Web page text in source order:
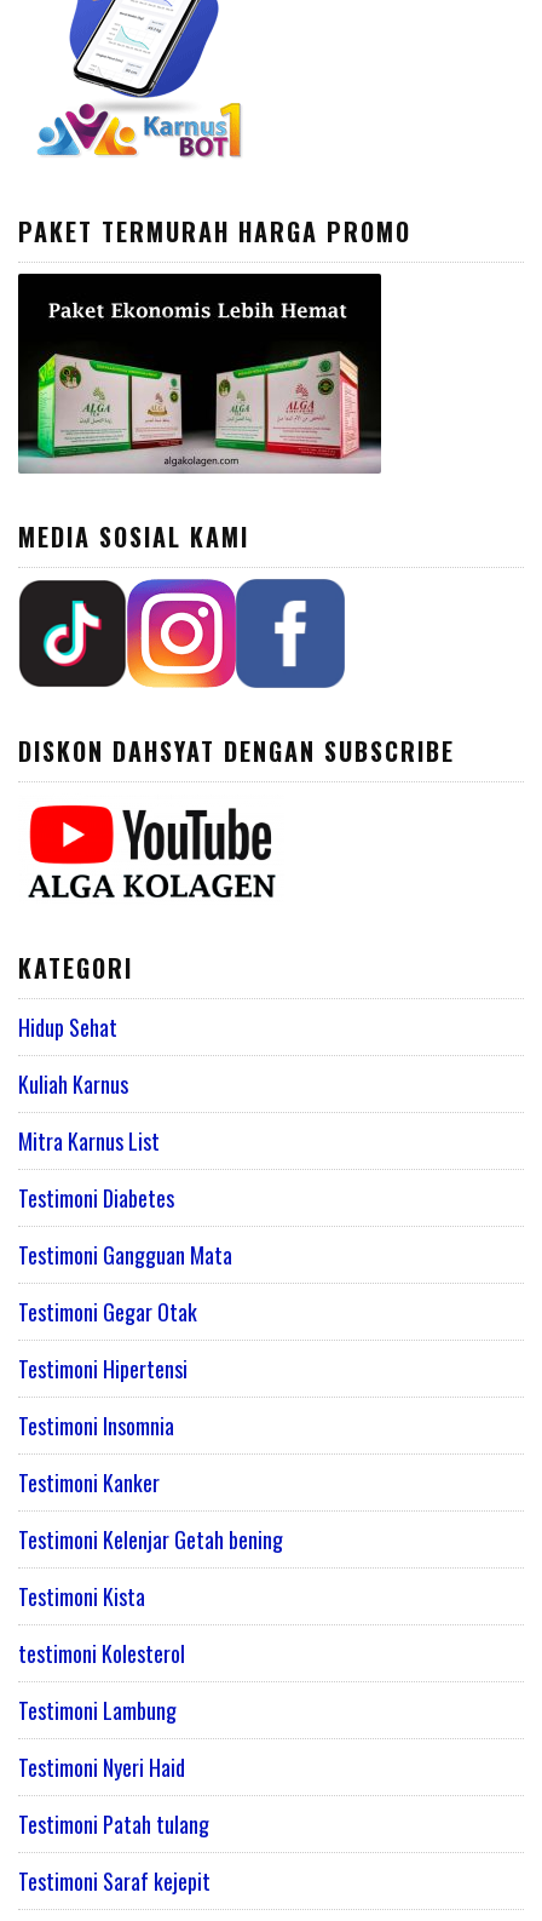
PAKET TERMURAH HARGA PROMO
MEDIA SOSIAL KAMI
DISKON DAHSYAT DENGAN SUBSCRIBE
KATEGORI
Hidup Sehat
Kuliah Karnus
Mitra Karnus List
Testimoni Diabetes
Testimoni Gangguan Mata
Testimoni Gegar Otak
Testimoni Hipertensi
Testimoni Insomnia
Testimoni Kanker
Testimoni Kelenjar Getah bening
Testimoni Kista
testimoni Kolesterol
Testimoni Lambung
Testimoni Nyeri Haid
Testimoni Patah tulang
Testimoni Saraf kejepit